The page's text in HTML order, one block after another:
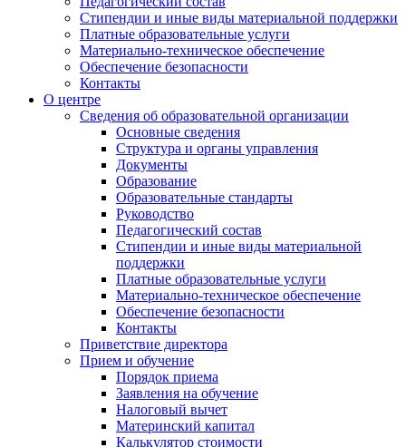
Стипендии и иные виды материальной поддержки
Платные образовательные услуги
Материально-техническое обеспечение
Обеспечение безопасности
Контакты
О центре
Сведения об образовательной организации
Основные сведения
Структура и органы управления
Документы
Образование
Образовательные стандарты
Руководство
Педагогический состав
Стипендии и иные виды материальной
поддержки
Платные образовательные услуги
Материально-техническое обеспечение
Обеспечение безопасности
Контакты
Приветствие директора
Прием и обучение
Порядок приема
Заявления на обучение
Налоговый вычет
Материнский капитал
Калькулятор стоимости